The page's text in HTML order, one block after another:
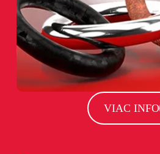
VIAC INFO